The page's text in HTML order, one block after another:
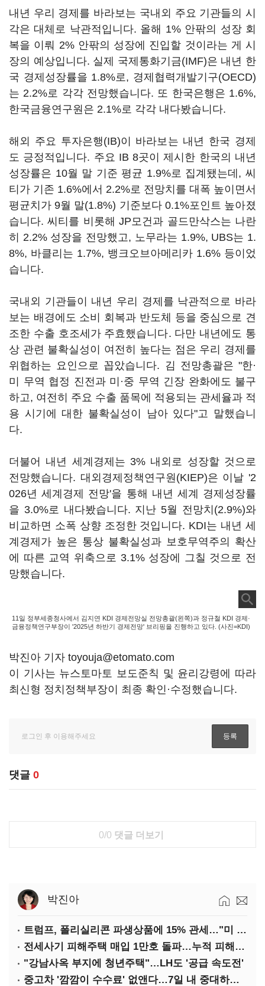
내년 우리 경제를 바라보는 국내외 주요 기관들의 시
각은 대체로 낙관적입니다. 올해 1% 안팎의 성장 회
복을 이뤄 2% 안팎의 성장에 진입할 것이라는 게 시
장의 예상입니다. 실제 국제통화기금(IMF)은 내년 한
국 경제성장률을 1.8%로, 경제협력개발기구(OECD)
는 2.2%로 각각 전망했습니다. 또 한국은행은 1.6%,
한국금융연구원은 2.1%로 각각 내다봤습니다.
해외 주요 투자은행(IB)이 바라보는 내년 한국 경제
도 긍정적입니다. 주요 IB 8곳이 제시한 한국의 내년
성장률은 10월 말 기준 평균 1.9%로 집계됐는데, 씨
티가 기존 1.6%에서 2.2%로 전망치를 대폭 높이면서
평균치가 9월 말(1.8%) 기준보다 0.1%포인트 높아졌
습니다. 씨티를 비롯해 JP모건과 골드만삭스는 나란
히 2.2% 성장을 전망했고, 노무라는 1.9%, UBS는 1.
8%, 바클리는 1.7%, 뱅크오브아메리카 1.6% 등이었
습니다.
국내외 기관들이 내년 우리 경제를 낙관적으로 바라
보는 배경에도 소비 회복과 반도체 등을 중심으로 견
조한 수출 호조세가 주효했습니다. 다만 내년에도 통
상 관련 불확실성이 여전히 높다는 점은 우리 경제를
위협하는 요인으로 꼽았습니다. 김 전망총괄은 "한·
미 무역 협정 진전과 미·중 무역 긴장 완화에도 불구
하고, 여전히 주요 수출 품목에 적용되는 관세율과 적
용 시기에 대한 불확실성이 남아 있다"고 말했습니
다.
더불어 내년 세계경제는 3% 내외로 성장할 것으로
전망했습니다. 대외경제정책연구원(KIEP)은 이날 '2
026년 세계경제 전망'을 통해 내년 세계 경제성장률
을 3.0%로 내다봤습니다. 지난 5월 전망치(2.9%)와
비교하면 소폭 상향 조정한 것입니다. KDI는 내년 세
계경제가 높은 통상 불확실성과 보호무역주의 확산
에 따른 교역 위축으로 3.1% 성장에 그칠 것으로 전
망했습니다.
11일 정부세종청사에서 김지연 KDI 경제전망실 전망총괄(왼쪽)과 정규철 KDI 경제·
금융정책연구부장이 '2025년 하반기 경제전망' 브리핑을 진행하고 있다. (사진=KDI)
박진아 기자 toyouja@etomato.com
이 기사는 뉴스토마토 보도준칙 및 윤리강령에 따라
최신형 정치정책부장이 최종 확인·수정했습니다.
댓글 0
0/0 댓글 더보기
박진아
트럼프, 폴리실리콘 파생상품에 15% 관세…"미 산업 재건"
전세사기 피해주택 매입 1만호 돌파…누적 피해자 4만278명
"강남사옥 부지에 청년주택"…LH도 '공급 속도전'
중고차 '깜깜이 수수료' 없앤다…7일 내 중대하자 생기면 환불